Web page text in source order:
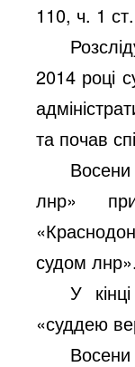
110, ч. 1
2014 році
та почав
лнр»
судом лнр».
У
«суддею